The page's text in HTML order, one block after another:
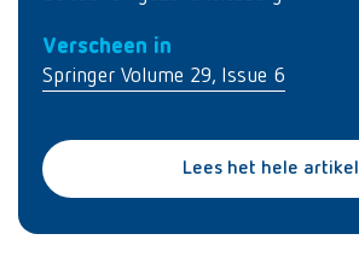
Verscheen in
Springer Volume 29, Issue 6
Lees het hele artikel